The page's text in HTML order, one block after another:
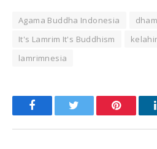
Agama Buddha Indonesia
It's Lamrim It's Buddhism
lamrimnesia
FacebookTwitter Pinterest